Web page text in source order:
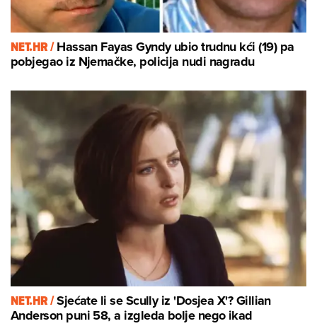
NET.HR /Hassan Fayas Gyndy ubio trudnu kći (19) pa
pobjegao iz Njemačke, policija nudi nagradu
NET.HR /Sjećate li se Scully iz 'Dosjea X'? Gillian
Anderson puni 58, a izgleda bolje nego ikad